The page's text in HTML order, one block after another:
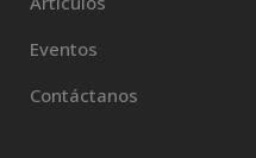
Eventos
Contáctanos